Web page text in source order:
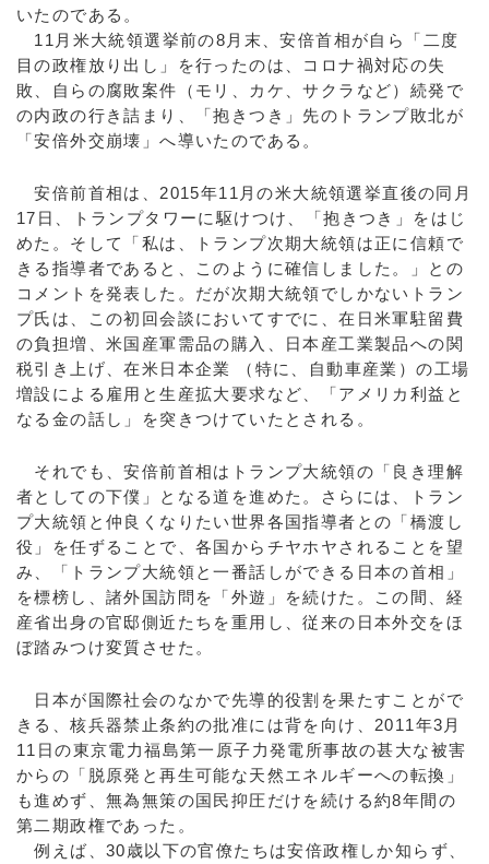
いたのである。
11月米大統領選挙前の8月末、安倍首相が自ら「二度
目の政権放り出し」を行ったのは、コロナ禍対応の失
敗、自らの腐敗案件（モリ、カケ、サクラなど）続発で
の内政の行き詰まり、「抱きつき」先のトランプ敗北が
「安倍外交崩壊」へ導いたのである。
安倍前首相は、2015年11月の米大統領選挙直後の同月
17日、トランプタワーに駆けつけ、「抱きつき」をはじ
めた。そして「私は、トランプ次期大統領は正に信頼で
きる指導者であると、このように確信しました。」との
コメントを発表した。だが次期大統領でしかないトラン
プ氏は、この初回会談においてすでに、在日米軍駐留費
の負担増、米国産軍需品の購入、日本産工業製品への関
税引き上げ、在米日本企業 （特に、自動車産業）の工場
増設による雇用と生産拡大要求など、「アメリカ利益と
なる金の話し」を突きつけていたとされる。
それでも、安倍前首相はトランプ大統領の「良き理解
者としての下僕」となる道を進めた。さらには、トラン
プ大統領と仲良くなりたい世界各国指導者との「橋渡し
役」を任ずることで、各国からチヤホヤされることを望
み、「トランプ大統領と一番話しができる日本の首相」
を標榜し、諸外国訪問を「外遊」を続けた。この間、経
産省出身の官邸側近たちを重用し、従来の日本外交をほ
ぼ踏みつけ変質させた。
日本が国際社会のなかで先導的役割を果たすことがで
きる、核兵器禁止条約の批准には背を向け、2011年3月
11日の東京電力福島第一原子力発電所事故の甚大な被害
からの「脱原発と再生可能な天然エネルギーへの転換」
も進めず、無為無策の国民抑圧だけを続ける約8年間の
第二期政権であった。
例えば、30歳以下の官僚たちは安倍政権しか知らず、